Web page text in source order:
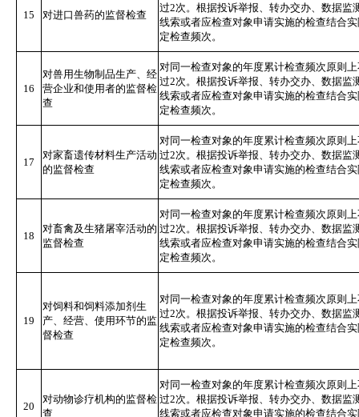
15 对进口兽药的监督检查
过2次。根据投诉举报、转办交办、数据监
线索或者应检查对象申请实施的检查结合
定检查频次。
16
对兽用生物制品生产、经
营企业和使用者的监督检
查
对同一检查对象的年度累计检查频次原则
过2次。根据投诉举报、转办交办、数据监
线索或者应检查对象申请实施的检查结合
定检查频次。
17
对家畜遗传材料生产活动
的监督检查
对同一检查对象的年度累计检查频次原则
过2次。根据投诉举报、转办交办、数据监
线索或者应检查对象申请实施的检查结合
定检查频次。
18
对畜禽及生猪屠宰活动的
监督检查
对同一检查对象的年度累计检查频次原则
过2次。根据投诉举报、转办交办、数据监
线索或者应检查对象申请实施的检查结合
定检查频次。
19
对饲料和饲料添加剂生
产、经营、使用环节的监
督检查
对同一检查对象的年度累计检查频次原则
过2次。根据投诉举报、转办交办、数据监
线索或者应检查对象申请实施的检查结合
定检查频次。
20
对动物诊疗机构的监督检
查
对同一检查对象的年度累计检查频次原则
过2次。根据投诉举报、转办交办、数据监
线索或者应检查对象申请实施的检查结合